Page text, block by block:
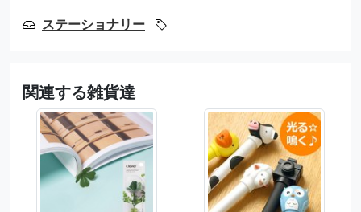
ステーショナリー
関連する雑貨達